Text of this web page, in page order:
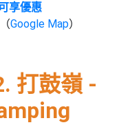
享優惠
Google Map）
打鼓嶺 -